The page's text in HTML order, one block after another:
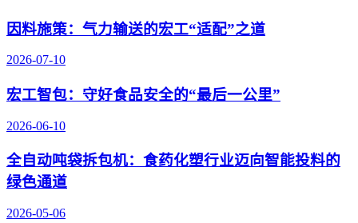
因料施策：气力输送的宏工“适配”之道
2026-07-10
宏工智包：守好食品安全的“最后一公里”
2026-06-10
全自动吨袋拆包机：食药化塑行业迈向智能投料的
绿色通道
2026-05-06